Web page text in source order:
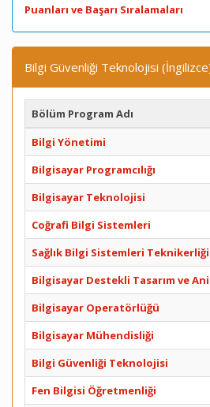
Puanları ve Başarı Sıralamaları
Bilgi Güvenliği Teknolojisi
Bölüm Program Adı
Bilgi Yönetimi
Bilgisayar Programcılığı
Bilgisayar Teknolojisi
Coğrafi Bilgi Sistemleri
Sağlık Bilgi Sistemleri Teknikerliği
Bilgisayar Destekli Tasarım ve
Bilgisayar Operatörlüğü
Bilgisayar Mühendisliği
Bilgi Güvenliği Teknolojisi
Fen Bilgisi Öğretmenliği